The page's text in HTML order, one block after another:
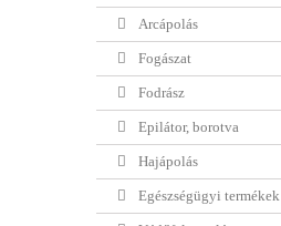
Arcápolás
Fogászat
Fodrász
Epilátor, borotva
Hajápolás
Egészségügyi termékek